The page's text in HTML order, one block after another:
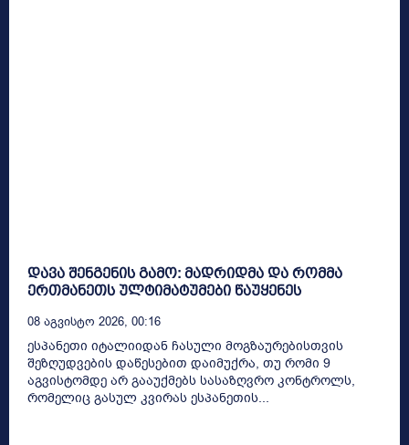
დავა შენგენის გამო: მადრიდმა და რომმა
ერთმანეთს ულტიმატუმები წაუყენეს
08 Აგვისტო 2026, 00:16
ესპანეთი იტალიიდან ჩასული მოგზაურებისთვის
შეზღუდვების დაწესებით დაიმუქრა, თუ რომი 9
აგვისტომდე არ გააუქმებს სასაზღვრო კონტროლს,
რომელიც გასულ კვირას ესპანეთის...